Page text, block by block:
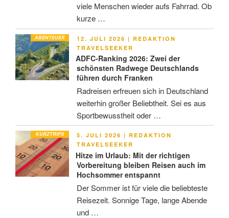
viele Menschen wieder aufs Fahrrad. Ob
kurze …
ABENTEUER
VERÖFFENTLICHT
AM
12. JULI 2026 | REDAKTION
TRAVELSEEKER
ADFC-Ranking 2026: Zwei der
schönsten Radwege Deutschlands
führen durch Franken
Radreisen erfreuen sich in Deutschland
weiterhin großer Beliebtheit. Sei es aus
Sportbewusstheit oder …
KURZTRIPS
VERÖFFENTLICHT
AM
5. JULI 2026 | REDAKTION
TRAVELSEEKER
Hitze im Urlaub: Mit der richtigen
Vorbereitung bleiben Reisen auch im
Hochsommer entspannt
Der Sommer ist für viele die beliebteste
Reisezeit. Sonnige Tage, lange Abende
und …